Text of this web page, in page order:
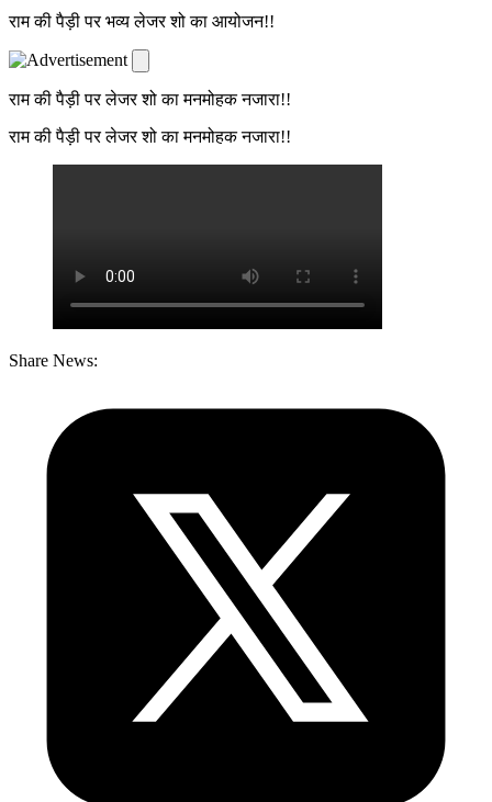
राम की पैड़ी पर भव्य लेजर शो का आयोजन!!
राम की पैड़ी पर लेजर शो का मनमोहक नजारा!!
राम की पैड़ी पर लेजर शो का मनमोहक नजारा!!
Share News: